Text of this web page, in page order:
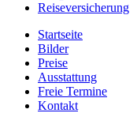
Reiseversicherung
Startseite
Bilder
Preise
Ausstattung
Freie Termine
Kontakt